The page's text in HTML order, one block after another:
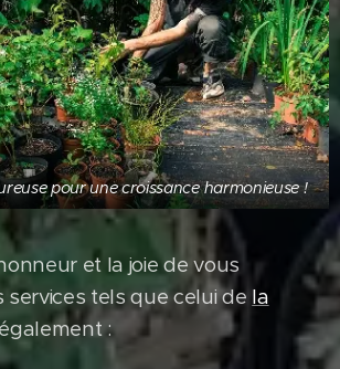
pour une croissance harmonieuse !
et la joie de vous
services tels que celui de la
: